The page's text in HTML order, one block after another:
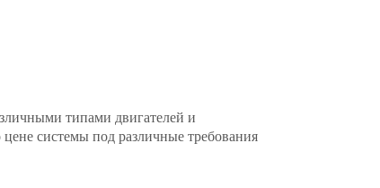
типами двигателей и
системы под различные требования